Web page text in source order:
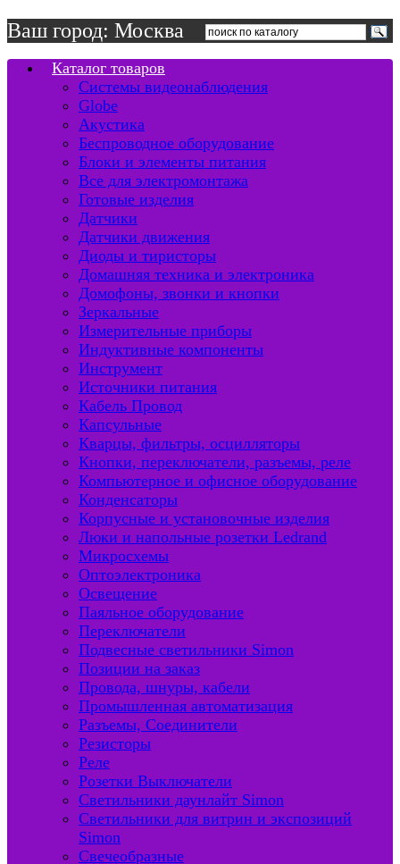
Ваш город: Москва
Каталог товаров
Системы видеонаблюдения
Globe
Акустика
Беспроводное оборудование
Блоки и элементы питания
Все для электромонтажа
Готовые изделия
Датчики
Датчики движения
Диоды и тиристоры
Домашняя техника и электроника
Домофоны, звонки и кнопки
Зеркальные
Измерительные приборы
Индуктивные компоненты
Инструмент
Источники питания
Кабель Провод
Капсульные
Кварцы, фильтры, осцилляторы
Кнопки, переключатели, разъемы, реле
Компьютерное и офисное оборудование
Конденсаторы
Корпусные и установочные изделия
Люки и напольные розетки Ledrand
Микросхемы
Оптоэлектроника
Освещение
Паяльное оборудование
Переключатели
Подвесные светильники Simon
Позиции на заказ
Провода, шнуры, кабели
Промышленная автоматизация
Разъемы, Соединители
Резисторы
Реле
Розетки Выключатели
Светильники даунлайт Simon
Светильники для витрин и экспозиций
Simon
Свечеобразные